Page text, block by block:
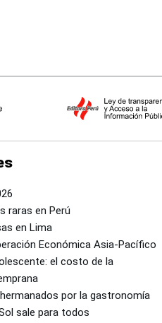
raras en Perú
en Lima
Económica Asia-Pacífico
el costo de la
por la gastronomía
sale para todos